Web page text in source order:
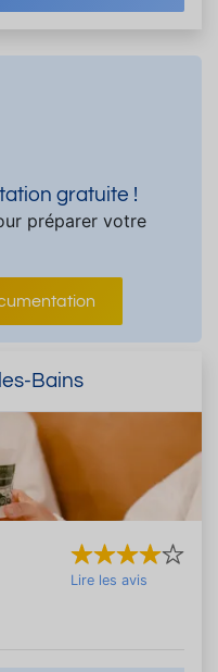
gratuite !
préparer votre
Bains
Lire les avis